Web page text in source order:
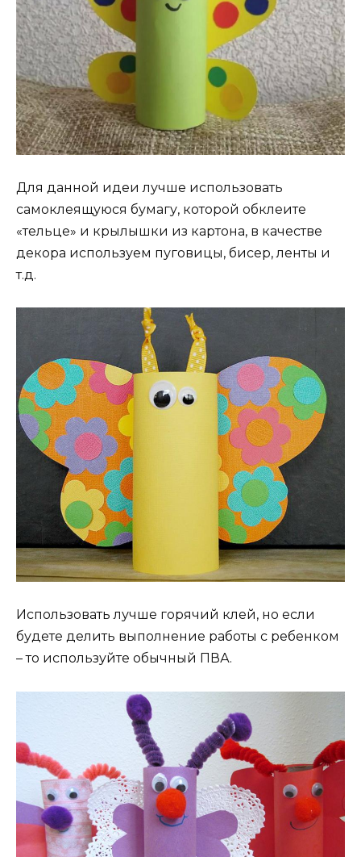
Для данной идеи лучше использовать
самоклеящуюся бумагу, которой обклеите
«тельце» и крылышки из картона, в качестве
декора используем пуговицы, бисер, ленты и
т.д.
Использовать лучше горячий клей, но если
будете делить выполнение работы с ребенком
– то используйте обычный ПВА.